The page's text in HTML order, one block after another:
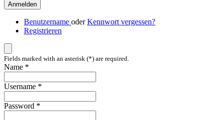
Anmelden
Benutzername oderKennwort vergessen?
Registrieren
Fields marked with an asterisk (*) are required.
Name *
Username *
Password *